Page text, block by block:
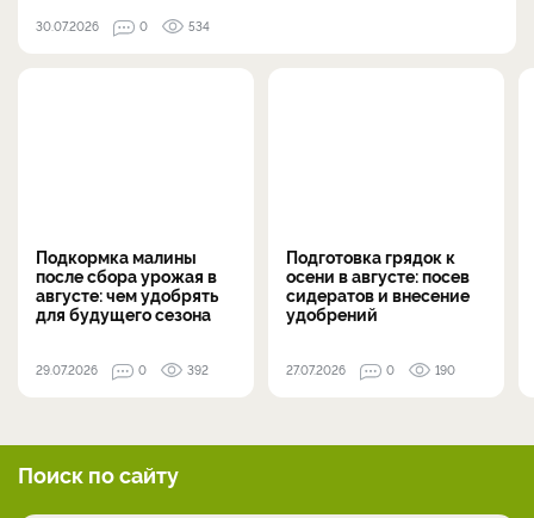
30.07.2026 0 534
Подкормка малины
после сбора урожая в
августе: чем удобрять
для будущего сезона
29.07.2026 0 392
Подготовка грядок к
осени в августе: посев
сидератов и внесение
удобрений
27.07.2026 0 190
Поиск по сайту